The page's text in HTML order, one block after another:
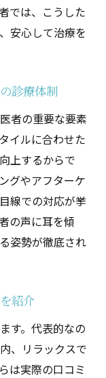
では、こうした
安心して治療を
診療体制
者の重要な要素
イルに合わせた
上するからで
グやアフターケ
線での対応が挙
の声に耳を傾
姿勢が徹底され
紹介
す。代表的なの
、リラックスで
は実際の口コミ